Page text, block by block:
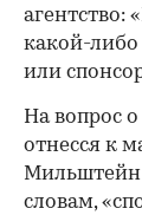
агентство:
какой-
или
На вопрос
отнесся к
Мильштейн
словам,